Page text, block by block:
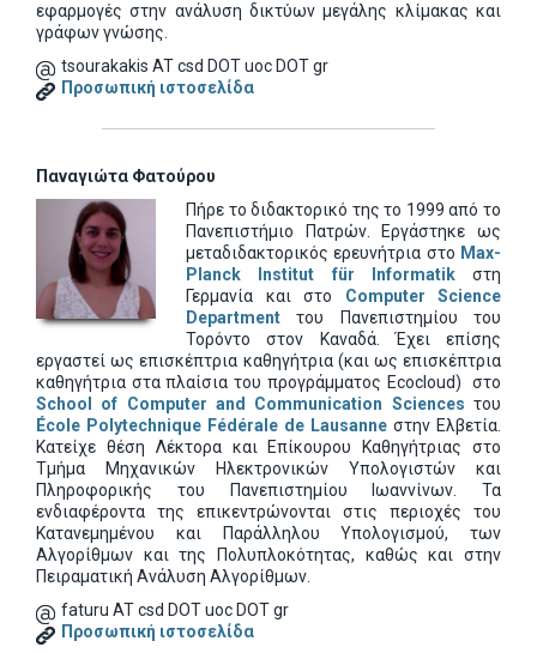
εφαρμογές στην ανάλυση δικτύων μεγάλης κλίμακας και
γράφων γνώσης.
tsourakakis AT csd DOT uoc DOT gr
Προσωπική ιστοσελίδα
Παναγιώτα Φατούρου
Πήρε το διδακτορικό της το 1999 από το
Πανεπιστήμιο Πατρών. Εργάστηκε ως
μεταδιδακτορικός ερευνήτρια στο Max-
Planck Institut für Informatikστη
Γερμανία και στο Computer Science
Department του Πανεπιστημίου του
Τορόντο στον Καναδά. Έχει επίσης
εργαστεί ως επισκέπτρια καθηγήτρια (και ως επισκέπτρια
καθηγήτρια στα πλαίσια του προγράμματος Ecocloud) στο
School of Computer and Communication Sciences του
École Polytechnique Fédérale de Lausanne στην Ελβετία.
Κατείχε θέση Λέκτορα και Επίκουρου Καθηγήτριας στο
Τμήμα Μηχανικών Ηλεκτρονικών Υπολογιστών και
Πληροφορικής του Πανεπιστημίου Ιωαννίνων. Τα
ενδιαφέροντα της επικεντρώνονται στις περιοχές του
Κατανεμημένου και Παράλληλου Υπολογισμού, των
Αλγορίθμων και της Πολυπλοκότητας, καθώς και στην
Πειραματική Ανάλυση Αλγορίθμων.
faturu AT csd DOT uoc DOT gr
Προσωπική ιστοσελίδα